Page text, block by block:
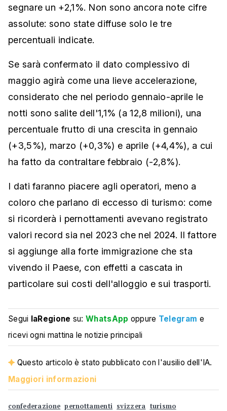
segnare un +2,1%. Non sono ancora note cifre
assolute: sono state diffuse solo le tre
percentuali indicate.
Se sarà confermato il dato complessivo di
maggio agirà come una lieve accelerazione,
considerato che nel periodo gennaio-aprile le
notti sono salite dell'1,1% (a 12,8 milioni), una
percentuale frutto di una crescita in gennaio
(+3,5%), marzo (+0,3%) e aprile (+4,4%), a cui
ha fatto da contraltare febbraio (-2,8%).
I dati faranno piacere agli operatori, meno a
coloro che parlano di eccesso di turismo: come
si ricorderà i pernottamenti avevano registrato
valori record sia nel 2023 che nel 2024. Il fattore
si aggiunge alla forte immigrazione che sta
vivendo il Paese, con effetti a cascata in
particolare sui costi dell'alloggio e sui trasporti.
Segui laRegione su:WhatsApp oppure Telegram e
ricevi ogni mattina le notizie principali
Questo articolo è stato pubblicato con l'ausilio dell'IA.
Maggiori informazioni
confederazione pernottamenti svizzera turismo